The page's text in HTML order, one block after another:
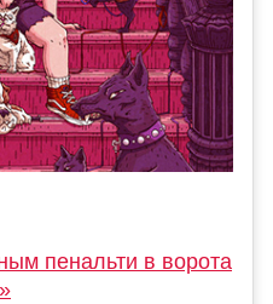
пенальти в ворота